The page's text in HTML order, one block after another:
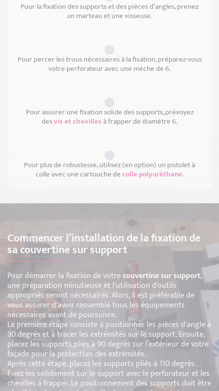
Pour la fixation des supports et des pièces d’angles, prenez
un marteau et une visseuse.
Pour percer les trous nécessaires à la fixation, préparez-vous
votre perforateur avec une mèche de 6.
Pour assurer une fixation solide des supports, prévoyez
desvis et chevillesà frapper de diamètre 6.
Pour plus de robustesse, utilisez (en option) un pistolet à
colle avec une cartouche decolle polyuréthane.
Commencer l’installation de la fixation de
sa couvertine sur support
Pour démarrer la fixation de votrecouvertine sur support,
une préparation minutieuse et l'utilisation d'outils
appropriés seront nécessaires. Alors, il est préférable de
vous assurer d'avoir rassemblé tous les équipements
nécessaires avant de poursuivre.
La première étape consiste à positionner les pièces d'angle à
90 degrés et à tracer les extrémités sur le support. Ensuite,
placez les supports pliés à 90 degrés sur l’extérieur de votre
façade pour la protection des extrémités.
Après cette étape, placez les supports pliés à 110 degrés.
Fixez-les solidement sur le support avec le perforateur et les
chevilles à frapper. Le positionnement des supports doit être